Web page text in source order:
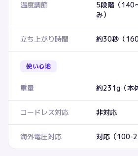
温度調節
5段階（
み）
立ち上がり時間 約30秒（
使い心地
重量 約231g（本
コードレス対応 非対応
海外電圧対応 対応（100-